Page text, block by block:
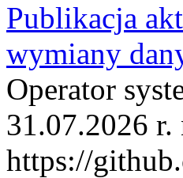
Publikacja
wymiany
Operator
31.07.2026
https://